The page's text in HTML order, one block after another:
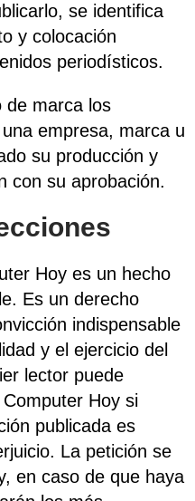
se identifica
y colocación
periodísticos.
de marca los
empresa, marca u
su producción y
con su aprobación.
Hoy es un hecho
Es un derecho
indispensable
y el ejercicio del
lector puede
Hoy si
publicada es
La petición se
en caso de que haya